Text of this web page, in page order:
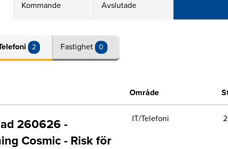
Kommande Avslutade
2 Fastighet 0
Område
260626 -
Cosmic - Risk för
IT/Telefoni